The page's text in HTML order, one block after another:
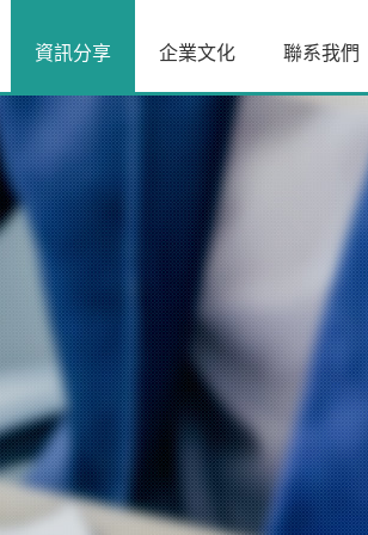
資訊分享 企業文化 聯系我們